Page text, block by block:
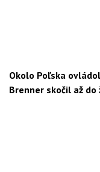
Okolo Poľska
Brenner skočil až